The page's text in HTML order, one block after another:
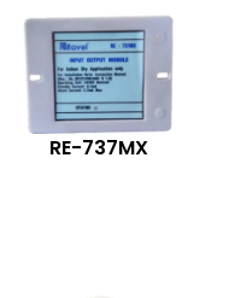
RE-737MX